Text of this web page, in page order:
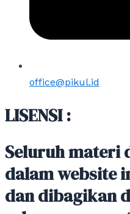
office@pikul.id
LISENSI :
Seluruh materi
dalam website
dan dibagikan